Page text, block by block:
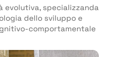
evolutiva, specializzanda
dello sviluppo e
comportamentale